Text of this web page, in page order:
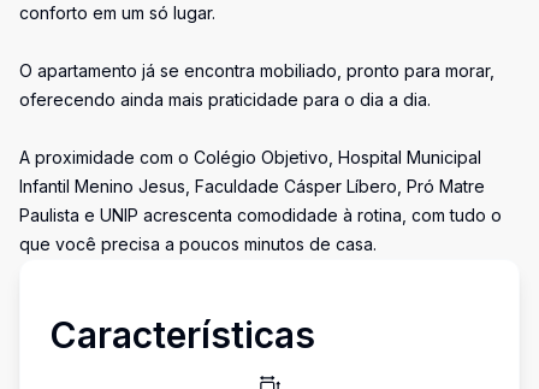
conforto em um só lugar.
O apartamento já se encontra mobiliado, pronto para morar,
oferecendo ainda mais praticidade para o dia a dia.
A proximidade com o Colégio Objetivo, Hospital Municipal
Infantil Menino Jesus, Faculdade Cásper Líbero, Pró Matre
Paulista e UNIP acrescenta comodidade à rotina, com tudo o
que você precisa a poucos minutos de casa.
Características